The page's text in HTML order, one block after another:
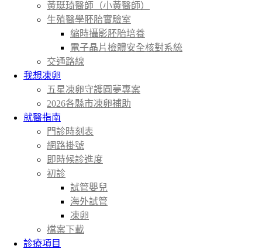
黃珽琦醫師（小黃醫師）
生殖醫學胚胎實驗室
縮時攝影胚胎培養
電子晶片檢體安全核對系統
交通路線
我想凍卵
五星凍卵守護圓夢專案
2026各縣市凍卵補助
就醫指南
門診時刻表
網路掛號
即時候診進度
初診
試管嬰兒
海外試管
凍卵
檔案下載
診療項目